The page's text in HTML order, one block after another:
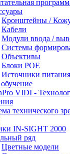
Кронштейны /
Кабели
Модули ввода /
Системы
Объективы
Блоки POE
Источники питания
VIDI -
технического
IN-SIGHT 2000
ряд
Цветные модели